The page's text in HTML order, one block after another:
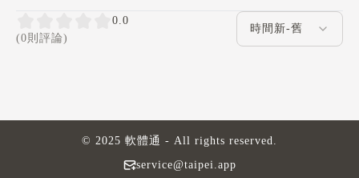
0.0
(0則評論)
評論排序
service@taipei.app
© 2025 軟體通 - All rights reserved.